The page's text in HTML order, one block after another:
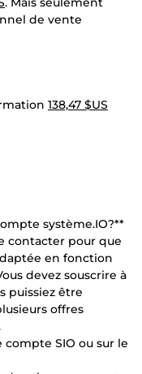
de vente
138,47 $US
système.IO?**
contacter pour que
en fonction
devez souscrire à
puissiez être
offres
SIO ou sur le